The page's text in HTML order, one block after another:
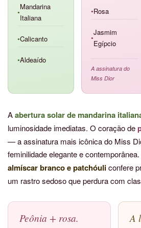
●
Mandarina
Italiana
●Calicanto
●Aldeaído
●Rosa
●
Jasmim
Egípcio
A assinatura do
Miss Dior
Aabertura solar de mandarina
luminosidade imediatas. O coração de
— a assinatura mais icônica do Miss
feminilidade elegante e
almíscar branco e patchóuliconfere
um rastro sedoso que perdura com
Peônia + rosa. A